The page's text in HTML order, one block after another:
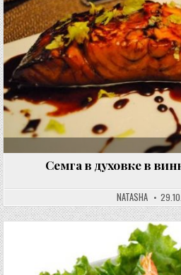
Семга в духовке в
NATASHA